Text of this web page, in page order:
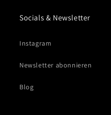
Socials & Newsletter
Instagram
Newsletter abonnieren
Blog